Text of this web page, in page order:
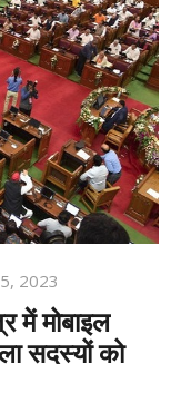
2023
में मोबाइल
सदस्यों को